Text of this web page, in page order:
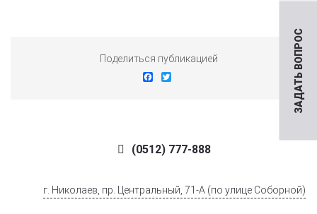
ЗАДАТЬ ВОПРОС
Поделиться публикацией
(0512) 777-888
г. Николаев, пр. Центральный, 71-А (по улице Соборной)